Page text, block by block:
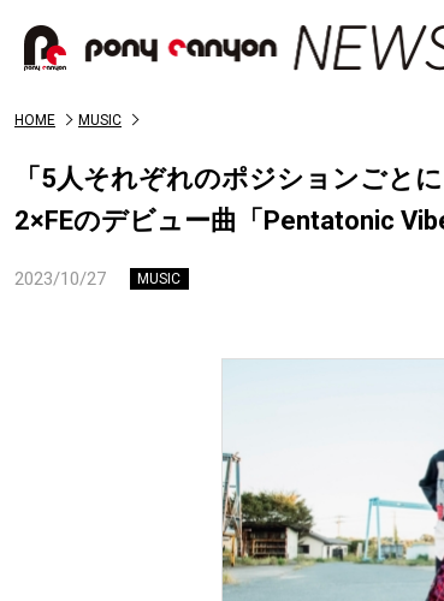
HOME MUSIC
「5人それぞれのポジションごと
2×FEのデビュー曲「Pentatonic
2023/10/27 MUSIC